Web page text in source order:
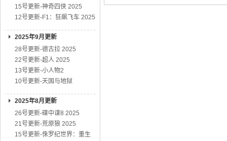
15号更新-神奇四侠 2025
12号更新-F1：狂飙飞车 2025
2025年9月更新
28号更新-德古拉 2025
22号更新-超人 2025
13号更新-小人物2
10号更新-天国与地狱
2025年8月更新
26号更新-碟中谍8 2025
21号更新-荒原狼 2025
15号更新-侏罗纪世界：重生